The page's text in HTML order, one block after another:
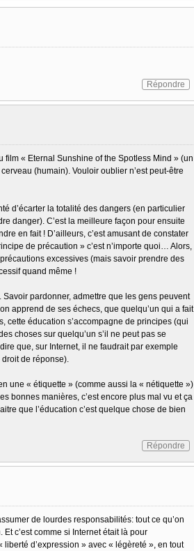
Répondre
film « Eternal Sunshine of the Spotless Mind » (un
(humain). Vouloir oublier n’est peut-être
d’écarter la totalité des dangers (en particulier
danger). C’est la meilleure façon pour ensuite
en fait ! D’ailleurs, c’est amusant de constater
de précaution » c’est n’importe quoi… Alors,
excessives (mais savoir prendre des
quand même !
Savoir pardonner, admettre que les gens peuvent
apprend de ses échecs, que quelqu’un qui a fait
éducation s’accompagne de principes (qui
choses sur quelqu’un s’il ne peut pas se
que, sur Internet, il ne faudrait par exemple
de réponse).
une « étiquette » (comme aussi la « nétiquette »)
bonnes manières, c’est encore plus mal vu et ça
que l’éducation c’est quelque chose de bien
Répondre
de lourdes responsabilités: tout ce qu’on
Et c’est comme si Internet était là pour
d’expression » avec « légèreté », en tout